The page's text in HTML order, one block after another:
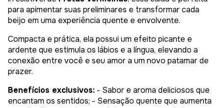
para apimentar suas preliminares e transformar cada
beijo em uma experiência quente e envolvente.
Compacta e prática, ela possui um efeito picante e
ardente que estimula os lábios e a língua, elevando a
conexão entre você e seu amor a um novo patamar de
prazer.
Benefícios exclusivos: - Sabor e aroma deliciosos que
encantam os sentidos; - Sensação quente que aumenta